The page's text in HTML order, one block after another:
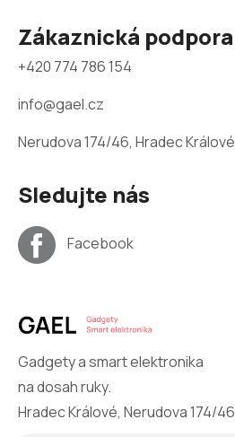
Zákaznická podpora
+420 774 786 154
info@gael.cz
Nerudova 174/46, Hradec Králové
Sledujte nás
Facebook
Gadgety a smart elektronika
na dosah ruky.
Hradec Králové, Nerudova 174/46